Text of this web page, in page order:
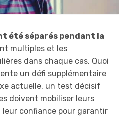
été séparés pendant la
multiples et les
dans chaque cas. Quoi
un défi supplémentaire
actuelle, un test décisif
doivent mobiliser leurs
confiance pour garantir